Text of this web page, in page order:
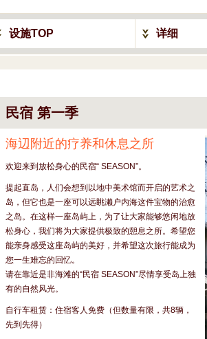
设施TOP 详细
民宿 第一季
海辺附近的疗养和休息之所
欢迎来到放松身心的民宿“ SEASON”。
提起直岛，人们会想到以地中美术馆而开启的艺术之
岛，但它也是一座可以远眺濑户内海这件宝物的治愈
之岛。在这样一座岛屿上，为了让大家能够悠闲地放
松身心，我们将为大家提供极致的憩息之所。希望您
能亲身感受这座岛屿的美好，并希望这次旅行能成为
您一生难忘的回忆。
请在靠近是非海滩的“民宿 SEASON”尽情享受岛上独
有的自然风光。
自行车租赁：住宿客人免费（但数量有限，共8辆，
先到先得）